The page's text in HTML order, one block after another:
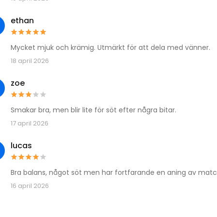
ethan
Mycket mjuk och krämig. Utmärkt för att dela med vänner.
18 april 2026
zoe
Smakar bra, men blir lite för söt efter några bitar.
17 april 2026
lucas
Bra balans, något söt men har fortfarande en aning av
16 april 2026